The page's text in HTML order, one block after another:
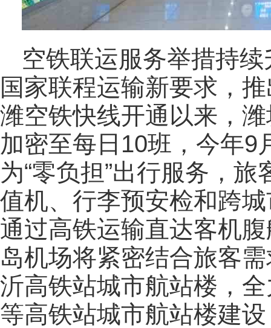
空铁联运服务举措持
国家联程运输新要求，
潍空铁快线开通以来，
加密至每日10班，今年9
为“零负担”出行服务，
值机、行李预安检和跨
通过高铁运输直达客机
岛机场将紧密结合旅客
沂高铁站城市航站楼，
等高铁站城市航站楼建